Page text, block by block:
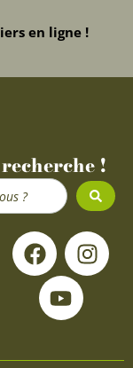
en ligne !
!
F
a
c
e
o
I
n
s
g
Y
o
u
t
u
b